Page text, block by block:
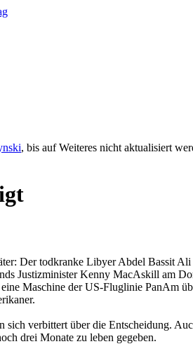
, bis auf Weiteres nicht aktualisiert
Der todkranke Libyer Abdel Bassit
Justizminister Kenny MacAskill am
Maschine der US-Fluglinie PanAm
verbittert über die Entscheidung.
drei Monate zu leben gegeben.